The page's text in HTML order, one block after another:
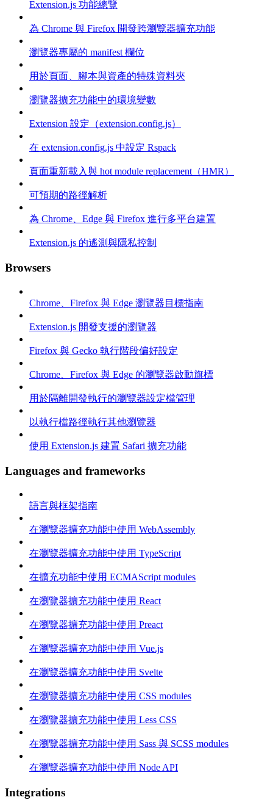
Extension.js 功能總覽
為 Chrome 與 Firefox 開發跨瀏覽器擴充功能
瀏覽器專屬的 manifest 欄位
用於頁面、腳本與資產的特殊資料夾
瀏覽器擴充功能中的環境變數
Extension 設定（extension.config.js）
在 extension.config.js 中設定 Rspack
頁面重新載入與 hot module replacement（HMR）
可預期的路徑解析
為 Chrome、Edge 與 Firefox 進行多平台建置
Extension.js 的遙測與隱私控制
Browsers
Chrome、Firefox 與 Edge 瀏覽器目標指南
Extension.js 開發支援的瀏覽器
Firefox 與 Gecko 執行階段偏好設定
Chrome、Firefox 與 Edge 的瀏覽器啟動旗標
用於隔離開發執行的瀏覽器設定檔管理
以執行檔路徑執行其他瀏覽器
使用 Extension.js 建置 Safari 擴充功能
Languages and frameworks
語言與框架指南
在瀏覽器擴充功能中使用 WebAssembly
在瀏覽器擴充功能中使用 TypeScript
在擴充功能中使用 ECMAScript modules
在瀏覽器擴充功能中使用 React
在瀏覽器擴充功能中使用 Preact
在瀏覽器擴充功能中使用 Vue.js
在瀏覽器擴充功能中使用 Svelte
在瀏覽器擴充功能中使用 CSS modules
在瀏覽器擴充功能中使用 Less CSS
在瀏覽器擴充功能中使用 Sass 與 SCSS modules
在瀏覽器擴充功能中使用 Node API
Integrations